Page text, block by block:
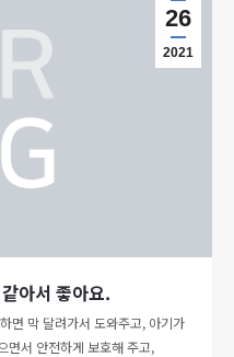
26
2021
아서 좋아요.
면 막 달려가서 도와주고, 아기가
면서 안전하게 보호해 주고,